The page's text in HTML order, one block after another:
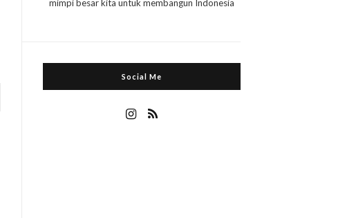
mimpi besar kita untuk membangun Indonesia
Social Me